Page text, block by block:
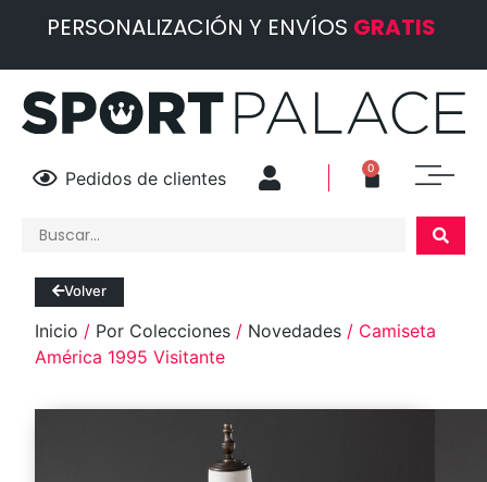
PERSONALIZACIÓN Y ENVÍOS GRATIS
Pedidos de clientes 0
Volver
Inicio / Por Colecciones / Novedades / Camiseta
América 1995 Visitante